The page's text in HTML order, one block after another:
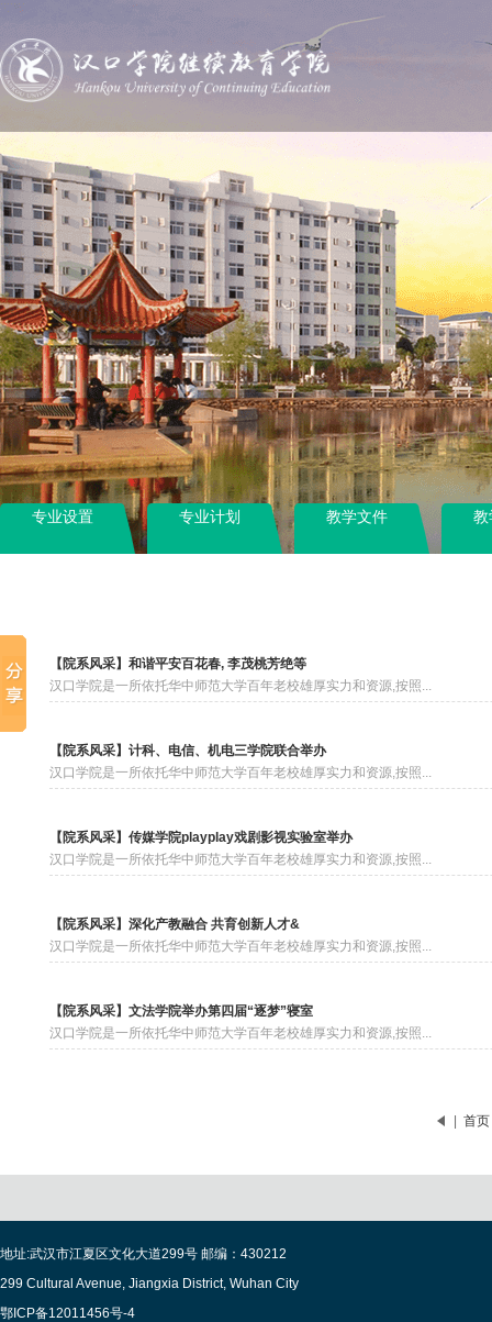
专业设置 专业计划 教学文件 教
【院系风采】和谐平安百花春, 李茂桃芳绝等
汉口学院是一所依托华中师范大学百年老校雄厚实力和资源,按照...
【院系风采】计科、电信、机电三学院联合举办
汉口学院是一所依托华中师范大学百年老校雄厚实力和资源,按照...
【院系风采】传媒学院playplay戏剧影视实验室举办
汉口学院是一所依托华中师范大学百年老校雄厚实力和资源,按照...
【院系风采】深化产教融合 共育创新人才&
汉口学院是一所依托华中师范大学百年老校雄厚实力和资源,按照...
【院系风采】文法学院举办第四届“逐梦”寝室
汉口学院是一所依托华中师范大学百年老校雄厚实力和资源,按照...
首页
地址:武汉市江夏区文化大道299号 邮编：430212
299 Cultural Avenue, Jiangxia District, Wuhan City
鄂ICP备12011456号-4